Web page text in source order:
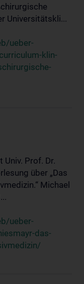
Universitätskli...
ueber-
klin-
Univ. Prof. Dr.
über „Das
Michael
ueber-
das-